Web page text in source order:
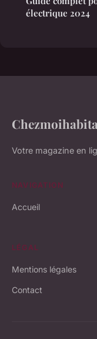
électrique 2024
Votre magazine en
NAVIGATION
Accueil
LÉGAL
Mentions légales
Contact